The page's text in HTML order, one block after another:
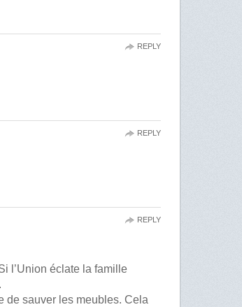
REPLY
REPLY
l’Union éclate la famille
de sauver les meubles. Cela
REPLY